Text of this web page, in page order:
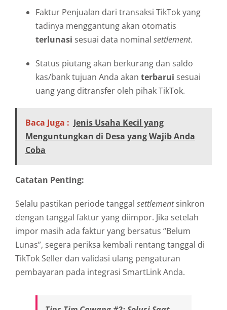
Faktur Penjualan dari transaksi TikTok yang
tadinya menggantung akan otomatis
terlunasi sesuai data nominal settlement.
Status piutang akan berkurang dan saldo
kas/bank tujuan Anda akan terbarui sesuai
uang yang ditransfer oleh pihak TikTok.
Baca Juga : Jenis Usaha Kecil yang
Menguntungkan di Desa yang Wajib Anda
Coba
Catatan Penting:
Selalu pastikan periode tanggal settlementsinkron
dengan tanggal faktur yang diimpor. Jika setelah
impor masih ada faktur yang bersatus “Belum
Lunas”, segera periksa kembali rentang tanggal di
TikTok Seller dan validasi ulang pengaturan
pembayaran pada integrasi SmartLink Anda.